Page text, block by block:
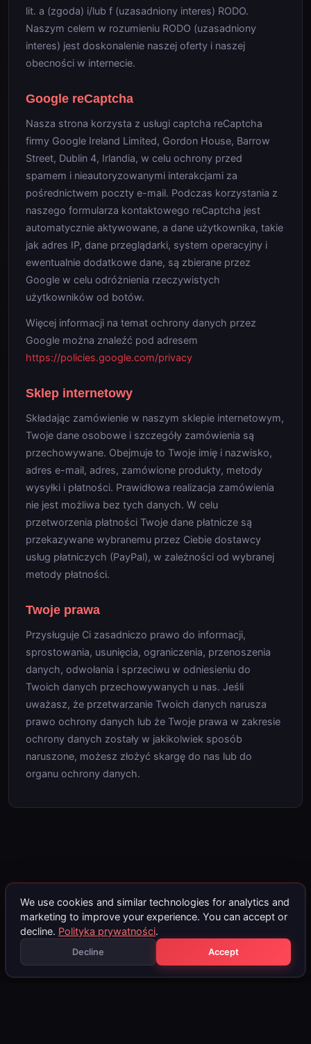
lit. a (zgoda) i/lub f (uzasadniony interes) RODO.
Naszym celem w rozumieniu RODO (uzasadniony
interes) jest doskonalenie naszej oferty i naszej
obecności w internecie.
Google reCaptcha
Nasza strona korzysta z usługi captcha reCaptcha
firmy Google Ireland Limited, Gordon House, Barrow
Street, Dublin 4, Irlandia, w celu ochrony przed
spamem i nieautoryzowanymi interakcjami za
pośrednictwem poczty e-mail. Podczas korzystania z
naszego formularza kontaktowego reCaptcha jest
automatycznie aktywowane, a dane użytkownika, takie
jak adres IP, dane przeglądarki, system operacyjny i
ewentualnie dodatkowe dane, są zbierane przez
Google w celu odróżnienia rzeczywistych
użytkowników od botów.
Więcej informacji na temat ochrony danych przez
Google można znaleźć pod adresem
https://policies.google.com/privacy
Sklep internetowy
Składając zamówienie w naszym sklepie internetowym,
Twoje dane osobowe i szczegóły zamówienia są
przechowywane. Obejmuje to Twoje imię i nazwisko,
adres e-mail, adres, zamówione produkty, metody
wysyłki i płatności. Prawidłowa realizacja zamówienia
nie jest możliwa bez tych danych. W celu
przetworzenia płatności Twoje dane płatnicze są
przekazywane wybranemu przez Ciebie dostawcy
usług płatniczych (PayPal), w zależności od wybranej
metody płatności.
Twoje prawa
Przysługuje Ci zasadniczo prawo do informacji,
sprostowania, usunięcia, ograniczenia, przenoszenia
danych, odwołania i sprzeciwu w odniesieniu do
Twoich danych przechowywanych u nas. Jeśli
uważasz, że przetwarzanie Twoich danych narusza
prawo ochrony danych lub że Twoje prawa w zakresie
ochrony danych zostały w jakikolwiek sposób
naruszone, możesz złożyć skargę do nas lub do
organu ochrony danych.
We use cookies and similar technologies for analytics and
marketing to improve your experience. You can accept or
decline. Polityka prywatności.
Decline Accept